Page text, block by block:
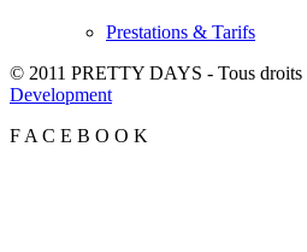
Prestations & Tarifs
© 2011 PRETTY DAYS - Tous droits
Development
F A C E B O O K